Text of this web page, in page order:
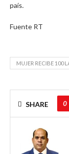
país.
Fuente RT
MUJER RECIBE 100
SHARE 0